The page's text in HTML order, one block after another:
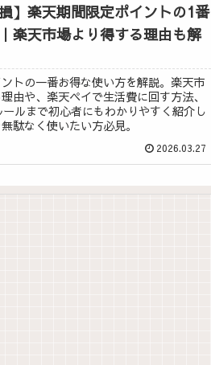
】楽天期間限定ポイントの1番
楽天市場より得する理由も解
トの一番お得な使い方を解説。楽天市
由や、楽天ペイで生活費に回す方法、
ルまで初心者にもわかりやすく紹介し
駄なく使いたい方必見。
2026.03.27